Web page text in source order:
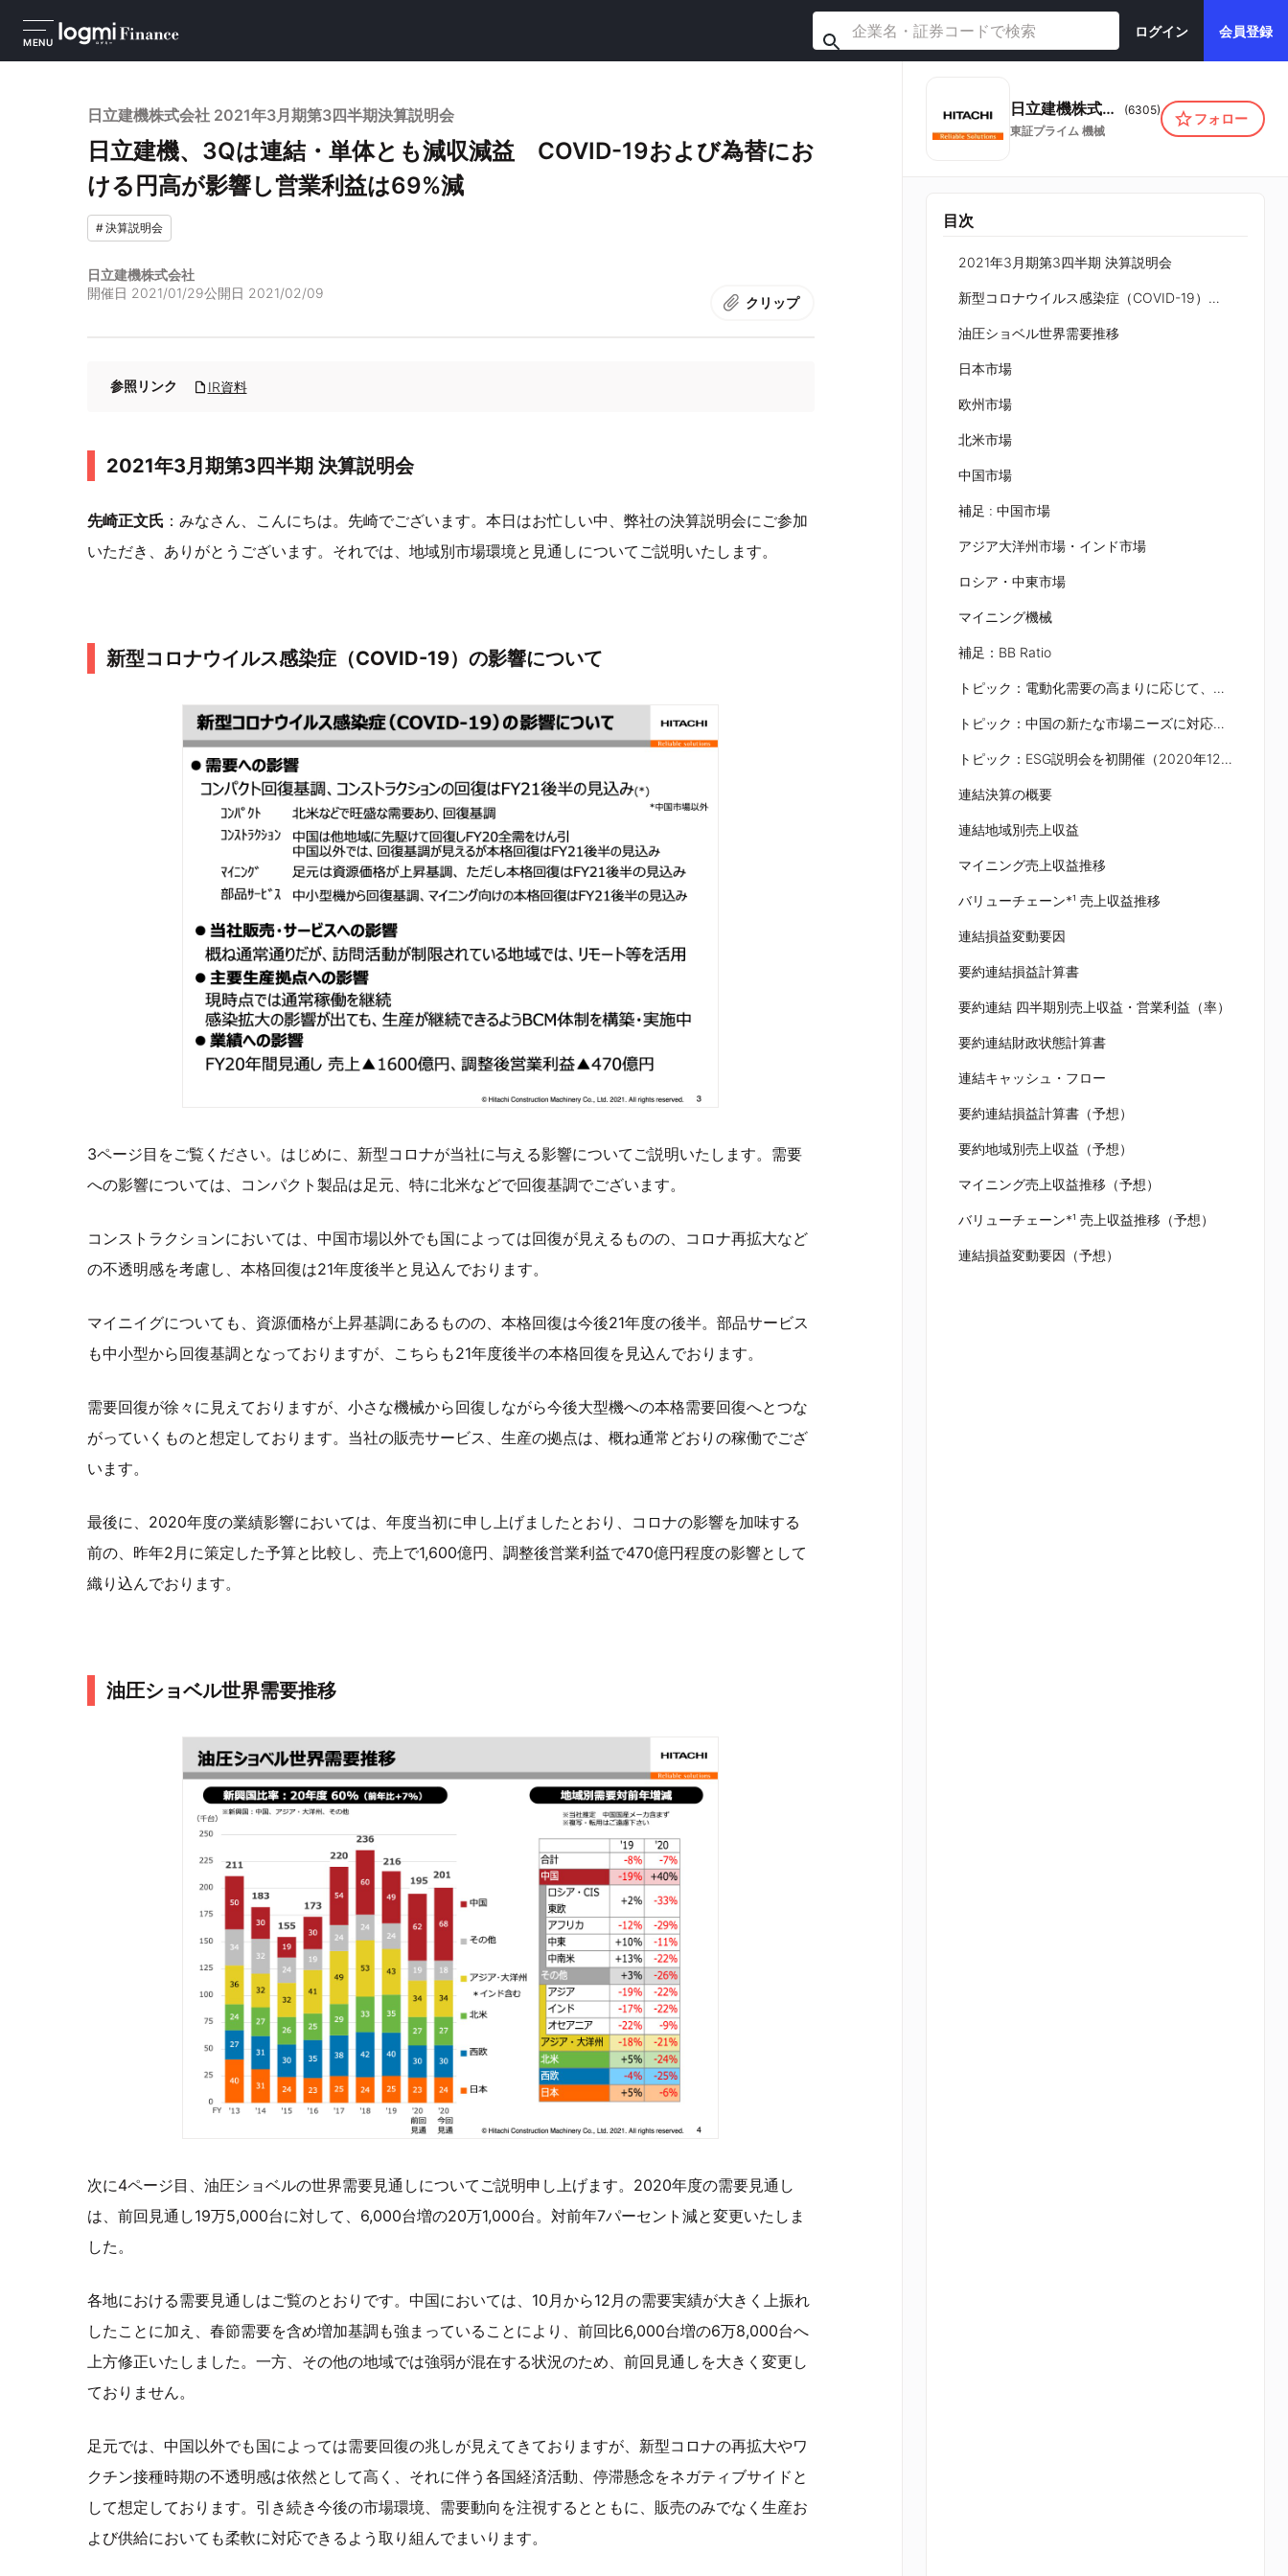
MENU
ログイン 会員登録
日立建機株式会社 2021年3月期第3四半期決算説明会
日立建機、3Qは連結・単体とも減収減益 COVID-19および為替にお
ける円高が影響し営業利益は69%減
#決算説明会
日立建機株式会社
開催日 2021/01/29公開日 2021/02/09
クリップ
参照リンク IR資料
2021年3月期第3四半期 決算説明会
先崎正文氏 ：みなさん、こんにちは。先崎でございます。本日はお忙しい中、弊社の決算説明会にご参加
いただき、ありがとうございます。それでは、地域別市場環境と見通しについてご説明いたします。
新型コロナウイルス感染症（COVID-19）の影響について
3ページ目をご覧ください。はじめに、新型コロナが当社に与える影響についてご説明いたします。需要
への影響については、コンパクト製品は足元、特に北米などで回復基調でございます。
コンストラクションにおいては、中国市場以外でも国によっては回復が見えるものの、コロナ再拡大など
の不透明感を考慮し、本格回復は21年度後半と見込んでおります。
マイニイグについても、資源価格が上昇基調にあるものの、本格回復は今後21年度の後半。部品サービス
も中小型から回復基調となっておりますが、こちらも21年度後半の本格回復を見込んでおります。
需要回復が徐々に見えておりますが、小さな機械から回復しながら今後大型機への本格需要回復へとつな
がっていくものと想定しております。当社の販売サービス、生産の拠点は、概ね通常どおりの稼働でござ
います。
最後に、2020年度の業績影響においては、年度当初に申し上げましたとおり、コロナの影響を加味する
前の、昨年2月に策定した予算と比較し、売上で1,600億円、調整後営業利益で470億円程度の影響として
織り込んでおります。
油圧ショベル世界需要推移
次に4ページ目、油圧ショベルの世界需要見通しについてご説明申し上げます。2020年度の需要見通し
は、前回見通し19万5,000台に対して、6,000台増の20万1,000台。対前年7パーセント減と変更いたしま
した。
各地における需要見通しはご覧のとおりです。中国においては、10月から12月の需要実績が大きく上振れ
したことに加え、春節需要を含め増加基調も強まっていることにより、前回比6,000台増の6万8,000台へ
上方修正いたしました。一方、その他の地域では強弱が混在する状況のため、前回見通しを大きく変更し
ておりません。
足元では、中国以外でも国によっては需要回復の兆しが見えてきておりますが、新型コロナの再拡大やワ
クチン接種時期の不透明感は依然として高く、それに伴う各国経済活動、停滞懸念をネガティブサイドと
して想定しております。引き続き今後の市場環境、需要動向を注視するとともに、販売のみでなく生産お
よび供給においても柔軟に対応できるよう取り組んでまいります。
日立建機株式会社 (6305)
東証プライム 機械
フォロー
目次
2021年3月期第3四半期 決算説明会
新型コロナウイルス感染症（COVID-19）の影響について
油圧ショベル世界需要推移
日本市場
欧州市場
北米市場
中国市場
補足 : 中国市場
アジア大洋州市場・インド市場
ロシア・中東市場
マイニング機械
補足：BB Ratio
トピック：電動化需要の高まりに応じて、電動ミニショベルを積極展開
トピック：中国の新たな市場ニーズに対応し、体制を強化
トピック：ESG説明会を初開催（2020年12月15日）
連結決算の概要
連結地域別売上収益
マイニング売上収益推移
バリューチェーン*¹ 売上収益推移
連結損益変動要因
要約連結損益計算書
要約連結 四半期別売上収益・営業利益（率）
要約連結財政状態計算書
連結キャッシュ・フロー
要約連結損益計算書（予想）
要約地域別売上収益（予想）
マイニング売上収益推移（予想）
バリューチェーン*¹ 売上収益推移（予想）
連結損益変動要因（予想）